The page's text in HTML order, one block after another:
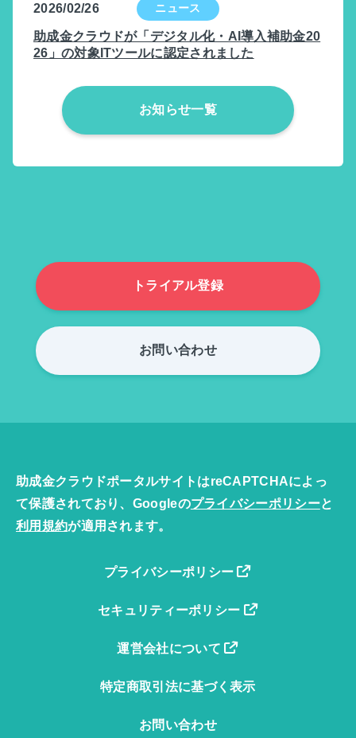
2026/02/26
助成金クラウドが「デジタル化・AI導入補助金20
26」の対象ITツールに認定されました
お知らせ一覧
トライアル登録
お問い合わせ
助成金クラウドポータルサイトはreCAPTCHAによっ
て保護されており、Googleのプライバシーポリシーと
利用規約が適用されます。
プライバシーポリシー
セキュリティーポリシー
運営会社について
特定商取引法に基づく表示
お問い合わせ